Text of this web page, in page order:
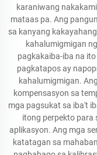
karaniwang
mataas pa. Ang
sa kanyang
kahalumigmigan
pagkakaiba-iba na
pagkatapos ay
kahalumigmigan.
kompensasyon sa
mga pagsukat sa iba't
itong perpekto para
aplikasyon. Ang mga
katatagan sa